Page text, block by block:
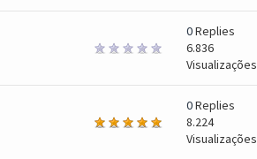
0Replies
6.836
Visualizações
0Replies
8.224
Visualizações